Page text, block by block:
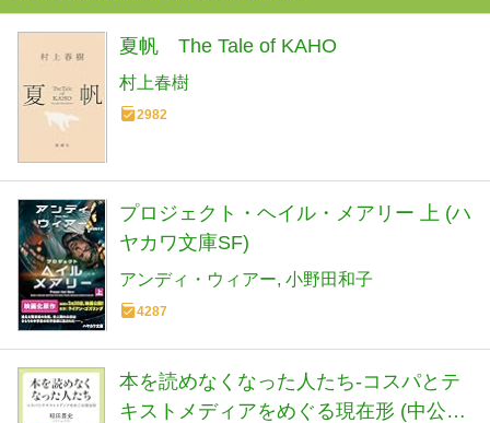
夏帆 The Tale of KAHO
村上春樹
2982
プロジェクト・ヘイル・メアリー 上 (ハ
ヤカワ文庫SF)
アンディ・ウィアー 小野田和子
4287
本を読めなくなった人たち-コスパとテ
キストメディアをめぐる現在形 (中公新